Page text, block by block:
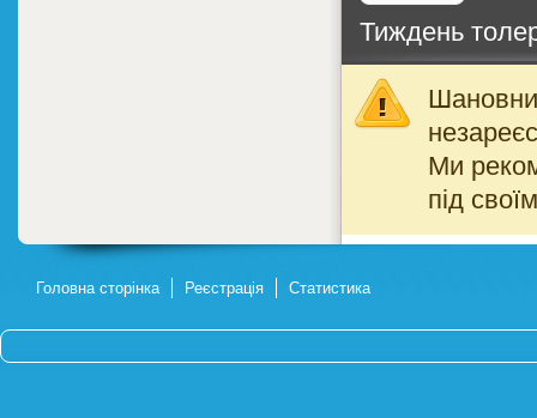
Тиждень
Ми
під
Головна сторінка Реєстрація Статистика